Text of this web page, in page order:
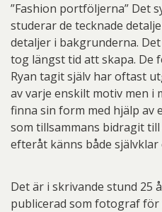
”Fashion portföljerna” Det
studerar de tecknade
detaljer i bakgrunderna.
tog längst tid att skapa. De
Ryan tagit själv har oftast
av varje enskilt motiv men i
finna sin form med hjälp av
som tillsammans bidragit
efteråt känns både självklar
Det är i skrivande stund 25
publicerad som fotograf